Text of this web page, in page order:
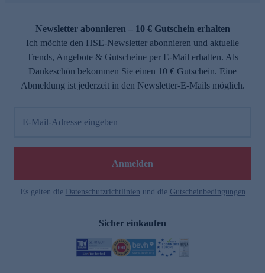
Newsletter abonnieren – 10 € Gutschein erhalten
Ich möchte den HSE-Newsletter abonnieren und aktuelle
Trends, Angebote & Gutscheine per E-Mail erhalten. Als
Dankeschön bekommen Sie einen 10 € Gutschein. Eine
Abmeldung ist jederzeit in den Newsletter-E-Mails möglich.
E-Mail-Adresse eingeben
Anmelden
Es gelten die Datenschutzrichtlinien und die Gutscheinbedingungen
Sicher einkaufen